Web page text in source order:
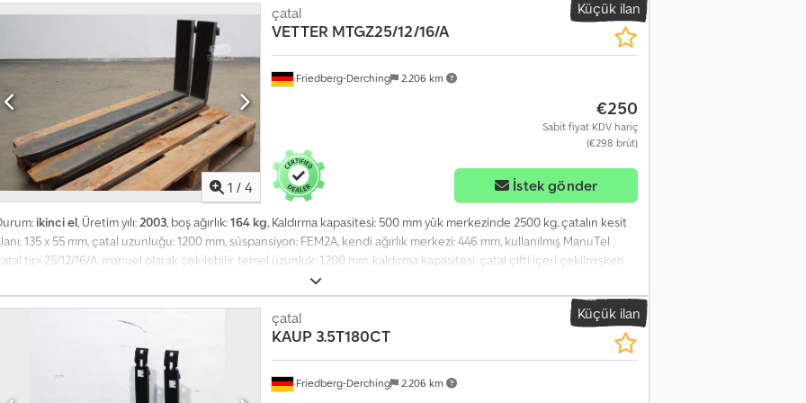
Küçük ilan
1 / 4
Friedberg-Derching 2.206 km
çatal
VETTER MTGZ25/12/16/A
€250
Sabit fiyat KDV hariç
(€298 brüt)
İstek gönder
ikinci el, Üretim yılı:2003, boş ağırlık:164 kg, Kaldırma kapasitesi: 500 mm yük merkezinde 2500 kg, çatalın kesit
135 x 55 mm, çatal uzunluğu: 1200 mm, süspansiyon: FEM2A, kendi ağırlık merkezi: 446 mm, kullanılmış ManuTel
tipi 25/12/16/A, manuel olarak çekilebilir, temel uzunluk: 1.200 mm, kaldırma kapasitesi: çatal çifti içeri çekilmişken
LSP 500'de 2.500 kg, uzatma: 400 mm, tamamen uzatılmış toplam uzunluk: 1.600 mm, kaldırma kapasitesi: çatal çifti dışarı
LSP 1.200 mm'de 678 kg, bağlantı FEM2A, çatal uzunluğu: 1200, yük ağırlık merkezi: 500, kendi ağırlık
merkezi: 446. Cjdezkmvwspfx Alberf
Küçük ilan
Friedberg-Derching 2.206 km
çatal
KAUP 3.5T180CT